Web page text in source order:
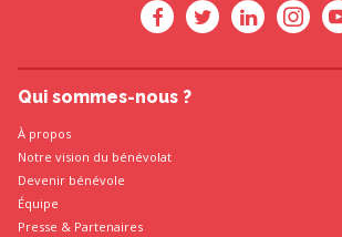
Qui sommes-nous ?
À propos
Notre vision du bénévolat
Devenir bénévole
Équipe
Presse & Partenaires